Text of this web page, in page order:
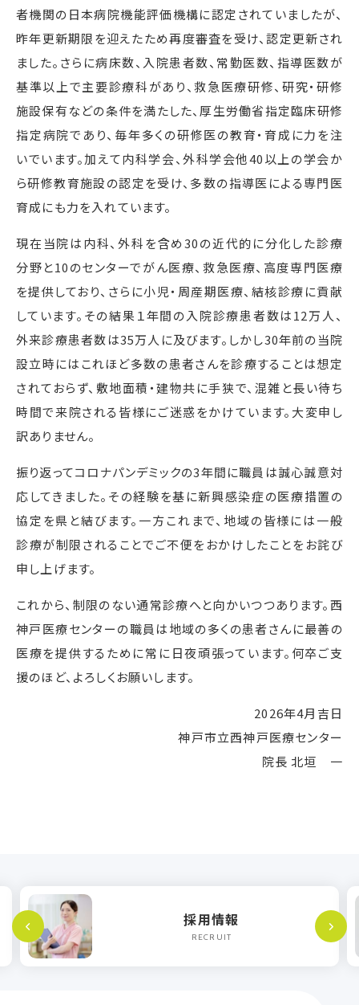
者機関の日本病院機能評価機構に認定されていましたが、
昨年更新期限を迎えたため再度審査を受け、認定更新され
ました。さらに病床数、入院患者数、常勤医数、指導医数が
基準以上で主要診療科があり、救急医療研修、研究・研修
施設保有などの条件を満たした、厚生労働省指定臨床研修
指定病院であり、毎年多くの研修医の教育・育成に力を注
いでいます。加えて内科学会、外科学会他40以上の学会か
ら研修教育施設の認定を受け、多数の指導医による専門医
育成にも力を入れています。
現在当院は内科、外科を含め30の近代的に分化した診療
分野と10のセンターでがん医療、救急医療、高度専門医療
を提供しており、さらに小児・周産期医療、結核診療に貢献
しています。その結果１年間の入院診療患者数は12万人、
外来診療患者数は35万人に及びます。しかし30年前の当院
設立時にはこれほど多数の患者さんを診療することは想定
されておらず、敷地面積・建物共に手狭で、混雑と長い待ち
時間で来院される皆様にご迷惑をかけています。大変申し
訳ありません。
振り返ってコロナパンデミックの3年間に職員は誠心誠意対
応してきました。その経験を基に新興感染症の医療措置の
協定を県と結びます。一方これまで、地域の皆様には一般
診療が制限されることでご不便をおかけしたことをお詫び
申し上げます。
これから、制限のない通常診療へと向かいつつあります。西
神戸医療センターの職員は地域の多くの患者さんに最善の
医療を提供するために常に日夜頑張っています。何卒ご支
援のほど、よろしくお願いします。
2026年4月吉日
神⼾市⽴⻄神⼾医療センター
院⻑ 北垣 一
採用情報
RECRUIT